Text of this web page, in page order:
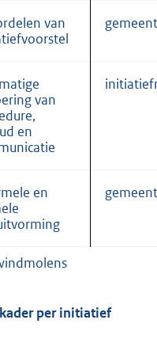
van
van
en
en
per initiatief